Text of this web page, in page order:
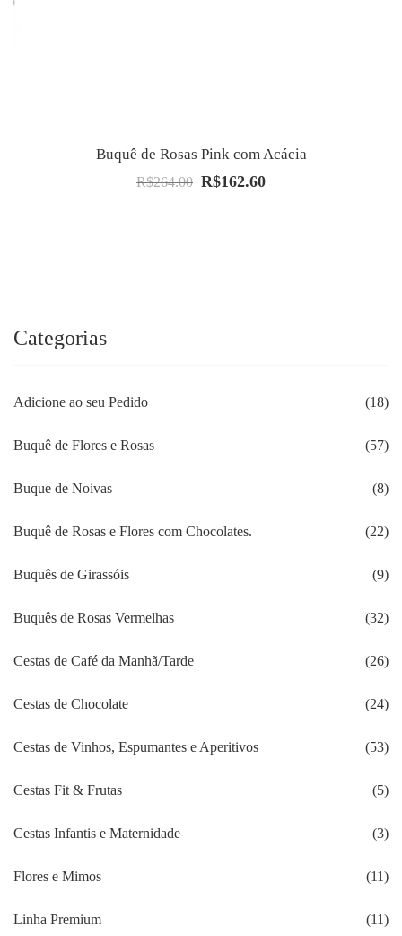
Buquê de Rosas Pink com Acácia
R$264.00 O
R$162.60O
Categorias
Adicione ao seu Pedido (18)
Buquê de Flores e Rosas (57)
Buque de Noivas (8)
Buquê de Rosas e Flores com Chocolates. (22)
Buquês de Girassóis (9)
Buquês de Rosas Vermelhas (32)
Cestas de Café da Manhã/Tarde (26)
Cestas de Chocolate (24)
Cestas de Vinhos, Espumantes e Aperitivos (53)
Cestas Fit & Frutas (5)
Cestas Infantis e Maternidade (3)
Flores e Mimos (11)
Linha Premium (11)